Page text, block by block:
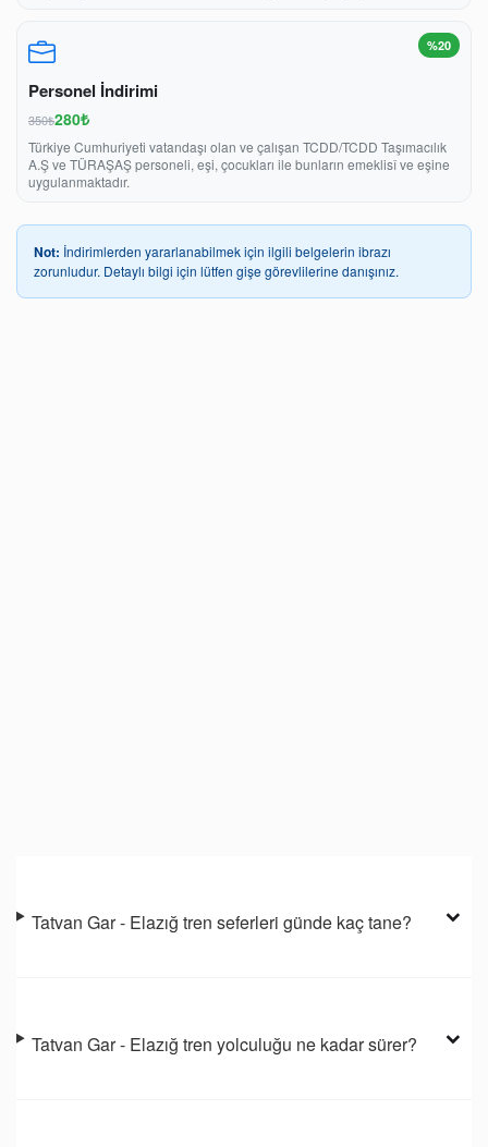
%20
Personel İndirimi
350₺280₺
Türkiye Cumhuriyeti vatandaşı olan ve çalışan TCDD/TCDD Taşımacılık
A.Ş ve TÜRAŞAŞ personeli, eşi, çocukları ile bunların emeklisî ve eşine
uygulanmaktadır.
Not: İndirimlerden yararlanabilmek için ilgili belgelerin ibrazı
zorunludur. Detaylı bilgi için lütfen gişe görevlilerine danışınız.
Tatvan Gar - Elazığ tren seferleri günde kaç tane?
Tatvan Gar - Elazığ tren yolculuğu ne kadar sürer?